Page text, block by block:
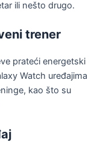
ili nešto drugo.
trener
prateći energetski
Watch uređajima
kao što su